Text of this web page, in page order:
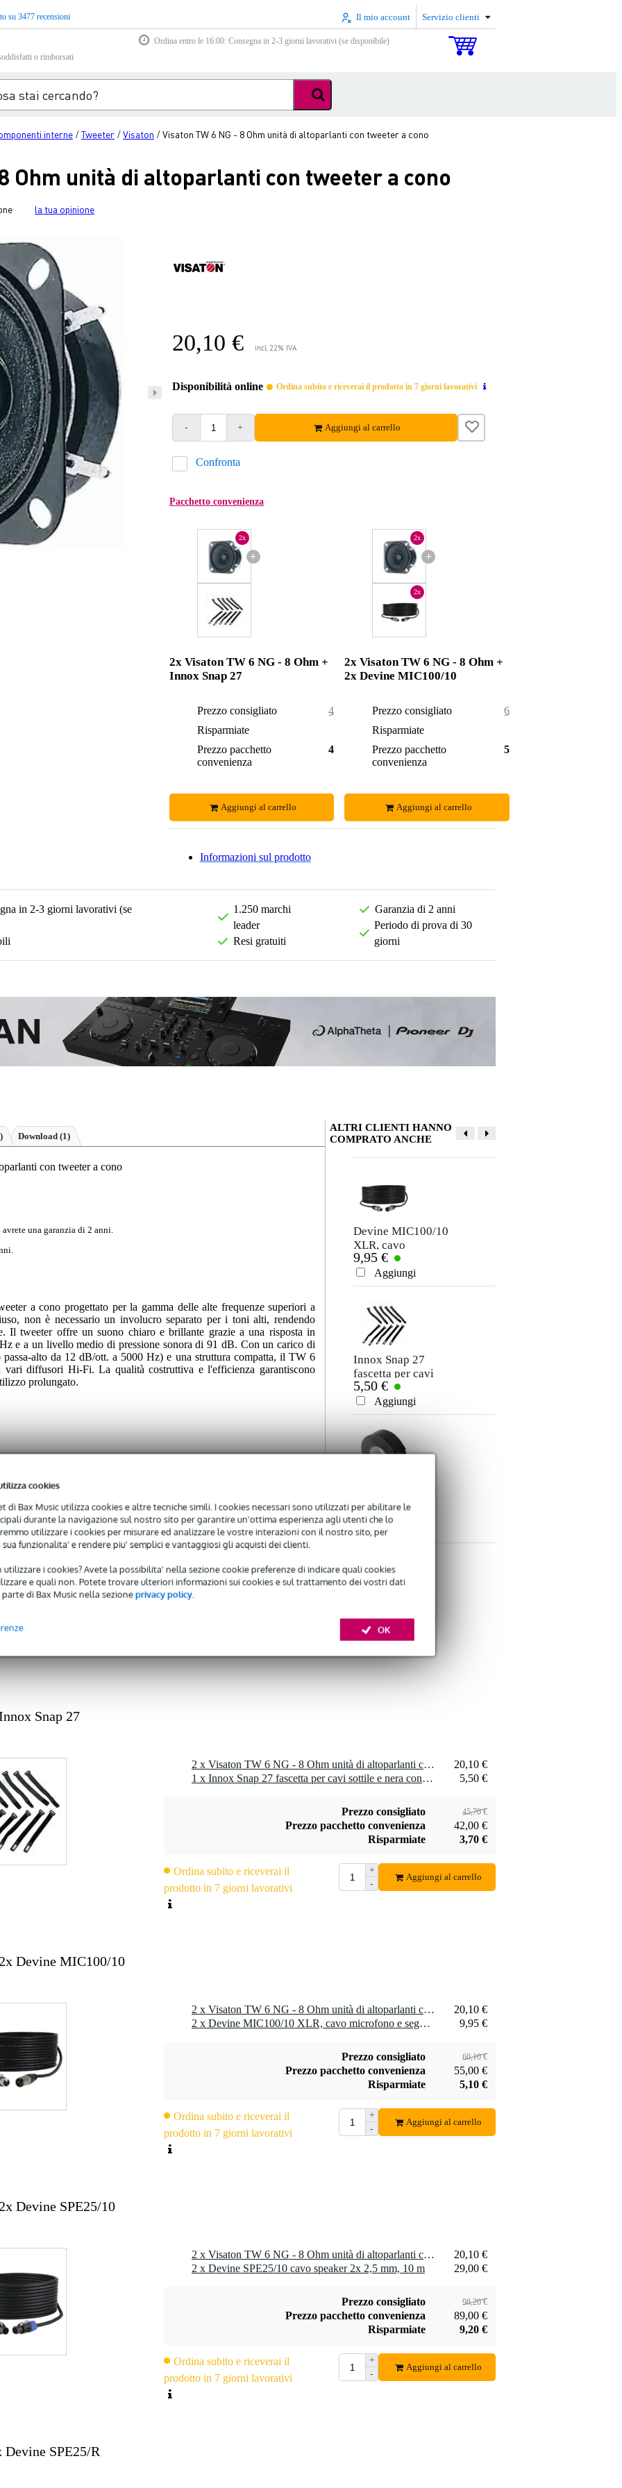
cookies
di Bax Music utilizza cookies e altre tecniche simili. I cookies necessari sono utilizzati per abilitare le
durante la navigazione sul nostro sito per garantire un'ottima esperienza agli utenti che lo
utilizzare i cookies per misurare ed analizzare le vostre interazioni con il nostro sito, per
funzionalita' e rendere piu' semplici e vantaggiosi gli acquisti dei clienti.
utilizzare i cookies? Avete la possibilita' nella sezione cookie preferenze di indicare quali cookies
e quali non. Potete trovare ulteriori informazioni sui cookies e sul trattamento dei vostri dati
di Bax Music nella sezioneprivacy policy.
OK
su 3477 recensioni Il mio account Servizio clienti
Ordina entro le 16:00: Consegna in 2-3 giorni lavorativi (se disponibile)
o rimborsati
interne /Tweeter /Visaton /Visaton TW 6 NG - 8 Ohm unità di altoparlanti con tweeter a cono
Ohm unità di altoparlanti con tweeter a cono
la tua opinione
20,10 € incl. 22% IVA
Disponibilità online Ordina subito e riceverai il prodotto in 7 giorni lavorativi
- + Aggiungi al carrello
Confronta
Pacchetto convenienza
+
2x
2x Visaton TW 6 NG - 8 Ohm +
Innox Snap 27
Prezzo consigliato
45,70 €
Risparmiate
Prezzo pacchetto
convenienza
42,00 €
Aggiungi al carrello
+
2x
2x
2x Visaton TW 6 NG - 8 Ohm +
2x Devine MIC100/10
Prezzo consigliato
60,10 €
Risparmiate
Prezzo pacchetto
convenienza
55,00 €
Aggiungi al carrello
Informazioni sul prodotto
in 2-3 giorni lavorativi (se
1.250 marchi
leader
Resi gratuiti
Garanzia di 2 anni
Periodo di prova di 30
giorni
Download (1)
con tweeter a cono
una garanzia di 2 anni.
a cono progettato per la gamma delle alte frequenze superiori a
non è necessario un involucro separato per i toni alti, rendendo
Il tweeter offre un suono chiaro e brillante grazie a una risposta in
e a un livello medio di pressione sonora di 91 dB. Con un carico di
alto da 12 dB/ott. a 5000 Hz) e una struttura compatta, il TW 6
diffusori Hi-Fi. La qualità costruttiva e l'efficienza garantiscono
prolungato.
specified
(64 mm)
99 watt
kHz
x 10,0 x 5,0 cm
superiore a 5000 Hz
un involucro HF separato)
vari diffusori hi-fi
Hz
8000 Hz
mm
6,5 ohm
cm²
x 0,5 mm (-)
W (12 dB/ottava; 5000 Hz)
W (12 dB/ottava; 5000 Hz)
tweeter a cono
Soprannome
Valutazione
Inviare
Non ci sono ancora recensioni per questo prodotto.
ALTRI CLIENTI HANNO
COMPRATO ANCHE
Devine MIC100/10
XLR, cavo
microfono e
segnale, 10 m
9,95 €
Aggiungi
Innox Snap 27
fascetta per cavi
sottile e nera con
chiusure a strappo
(10 pezzi)
5,50 €
Aggiungi
01-BK Nastro
Gaffa 50 mm x 50
m nero
9,50 €
Aggiungi
Devine SPE25/10
cavo speaker 2x
2,5 mm, 10 m
29,00 €
Aggiungi
cavo segnale stereo
jack - jack 10 m
9,95 €
Aggiungi
Devine SPE25/R
SPE25/R cavo
Snap 27
2 x Visaton TW 6 NG - 8 Ohm unità di altoparlanti con tweeter a cono
20,10 €
1 x Innox Snap 27 fascetta per cavi sottile e nera con chiusure a strappo (10 pezzi)
5,50 €
Prezzo consigliato 45,70 €
Prezzo pacchetto convenienza
42,00 €
Risparmiate
3,70 €
Ordina subito e riceverai il
prodotto in 7 giorni lavorativi
+
-
Aggiungi al carrello
Devine MIC100/10
2 x Visaton TW 6 NG - 8 Ohm unità di altoparlanti con tweeter a cono
20,10 €
2 x Devine MIC100/10 XLR, cavo microfono e segnale, 10 m
9,95 €
Prezzo consigliato 60,10 €
Prezzo pacchetto convenienza
55,00 €
Risparmiate
5,10 €
Ordina subito e riceverai il
prodotto in 7 giorni lavorativi
+
-
Aggiungi al carrello
Devine SPE25/10
2 x Visaton TW 6 NG - 8 Ohm unità di altoparlanti con tweeter a cono
20,10 €
2 x Devine SPE25/10 cavo speaker 2x 2,5 mm, 10 m
29,00 €
Prezzo consigliato 98,20 €
Prezzo pacchetto convenienza
89,00 €
Risparmiate
9,20 €
Ordina subito e riceverai il
prodotto in 7 giorni lavorativi
+
-
Aggiungi al carrello
SPE25/R